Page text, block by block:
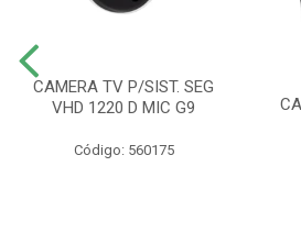
CAMERA TV P/SIST. SEG
VHD 1220 D MIC G9
Código: 560175